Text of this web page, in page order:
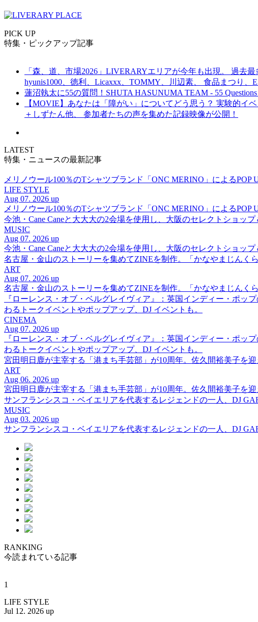
PICK UP
特集・ピックアップ記事
「森、道、市場2026」LIVERARYエリアが今年も出現。 過去
hyunis1000、徳利、Licaxxx、TOMMY、川辺素、 食品まつり、
蓮沼執太に55の質問！SHUTA HASUNUMA TEAM - 55
【MOVIE】あなたは「障がい」についてどう思う？ 実験的イ
＋しずたん他、 参加者たちの声を集めた記録映像が公開！
LATEST
特集・ニュースの最新記事
メリノウール100％のTシャツブランド「ONC MERINO」による
LIFE STYLE
Aug 07. 2026 up
メリノウール100％のTシャツブランド「ONC MERINO」による
今池・Cane Caneと大大大の2会場を使用し、大阪のセレクトショッ
MUSIC
Aug 07. 2026 up
今池・Cane Caneと大大大の2会場を使用し、大阪のセレクトショッ
名古屋・金山のストーリーを集めてZINEを制作。「かなやまじんく
ART
Aug 07. 2026 up
名古屋・金山のストーリーを集めてZINEを制作。「かなやまじんく
『ローレンス・オブ・ベルグレイヴィア』：英国インディー・ポ
わるトークイベントやポップアップ、DJ イベントも。
CINEMA
Aug 07. 2026 up
『ローレンス・オブ・ベルグレイヴィア』：英国インディー・ポ
わるトークイベントやポップアップ、DJ イベントも。
宮田明日鹿が主宰する「港まち手芸部」が10周年。佐久間裕美子を
ART
Aug 06. 2026 up
宮田明日鹿が主宰する「港まち手芸部」が10周年。佐久間裕美子を
サンフランシスコ・ベイエリアを代表するレジェンドの一人、DJ
MUSIC
Aug 03. 2026 up
サンフランシスコ・ベイエリアを代表するレジェンドの一人、DJ
RANKING
今読まれている記事
1
LIFE STYLE
Jul 12. 2026 up